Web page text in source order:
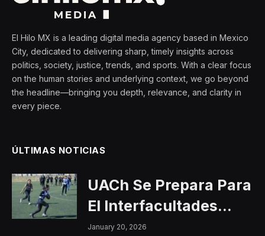
El Hilo MX is a leading digital media agency based in Mexico
City, dedicated to delivering sharp, timely insights across
politics, society, justice, trends, and sports. With a clear focus
on the human stories and underlying context, we go beyond
the headline—bringing you depth, relevance, and clarity in
every piece.
ÚLTIMAS NOTICIAS
UACh Se Prepara Para
El Interfacultades
2026
January 20, 2026